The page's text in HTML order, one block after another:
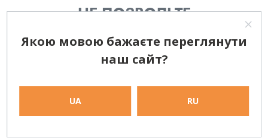
НЕ ПОЗВОЛЬТЕ
НЕКОРРЕКТНОМУ РЕЗЮМЕ
СТАТЬ ПРЕПЯТСТВИЕМ ВАШЕЙ
КАРЬЕРЕ!
СОЗДАТЬ МОЕ РЕЗЮМЕ
Якою мовою бажаєте переглянути
наш сайт?
UA RU